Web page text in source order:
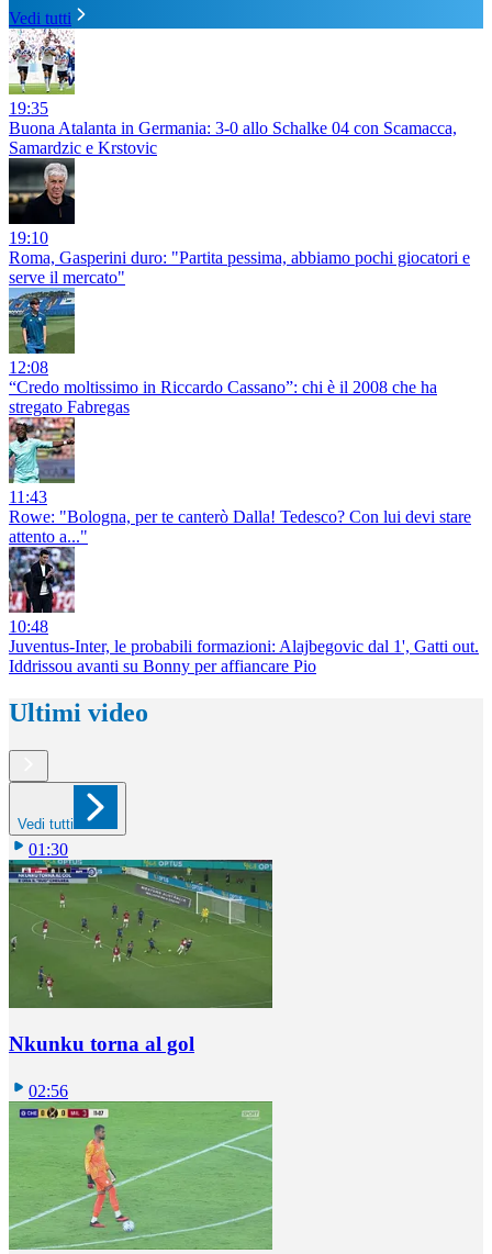
Vedi tutti
19:35
Buona Atalanta in Germania: 3-0 allo Schalke 04 con Scamacca,
Samardzic e Krstovic
19:10
Roma, Gasperini duro: "Partita pessima, abbiamo pochi giocatori e
serve il mercato"
12:08
“Credo moltissimo in Riccardo Cassano”: chi è il 2008 che ha
stregato Fabregas
11:43
Rowe: "Bologna, per te canterò Dalla! Tedesco? Con lui devi stare
attento a..."
10:48
Juventus-Inter, le probabili formazioni: Alajbegovic dal 1', Gatti out.
Iddrissou avanti su Bonny per affiancare Pio
Ultimi video
Vedi tutti
01:30
Nkunku torna al gol
02:56